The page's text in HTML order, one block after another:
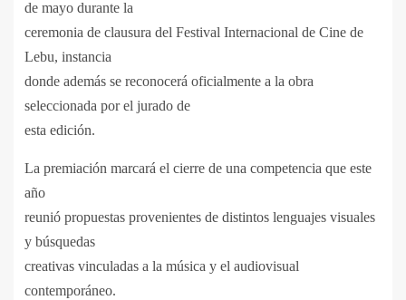
de mayo durante la
ceremonia de clausura del Festival Internacional de Cine de
Lebu, instancia
donde además se reconocerá oficialmente a la obra
seleccionada por el jurado de
esta edición.
La premiación marcará el cierre de una competencia que este
año
reunió propuestas provenientes de distintos lenguajes visuales
y búsquedas
creativas vinculadas a la música y el audiovisual
contemporáneo.